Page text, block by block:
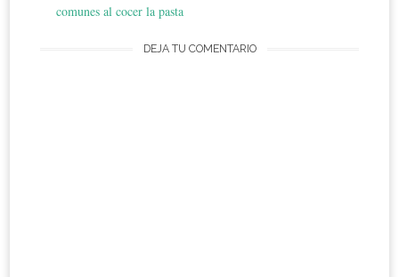
navigation
comunes al cocer la pasta
DEJA TU COMENTARIO